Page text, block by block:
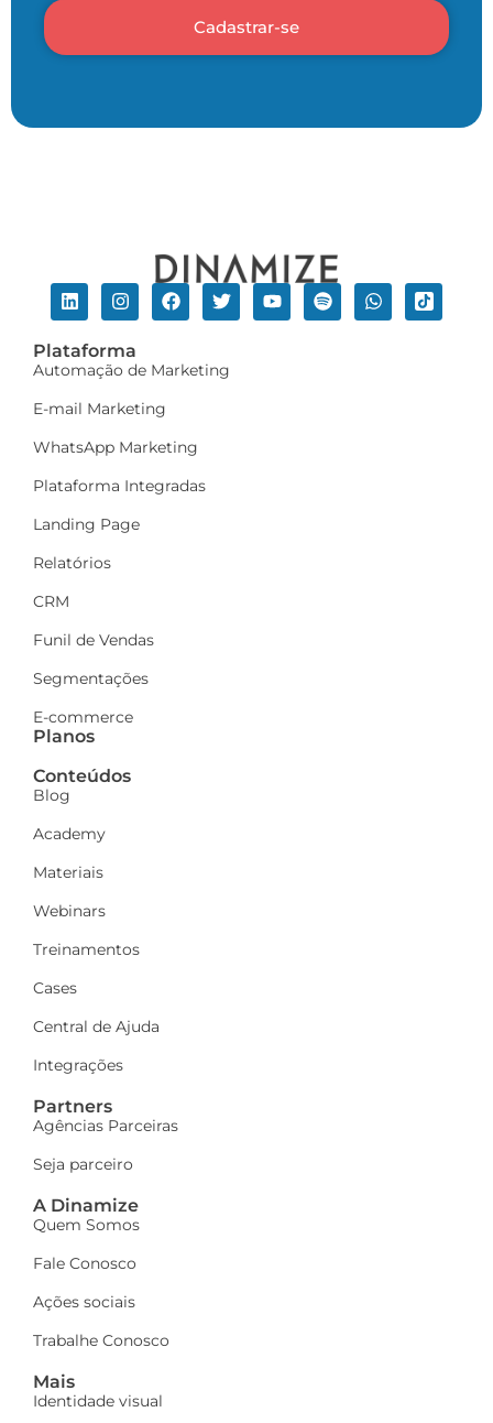
Cadastrar-se
Plataforma
Automação de Marketing
E-mail Marketing
WhatsApp Marketing
Plataforma Integradas
Landing Page
Relatórios
CRM
Funil de Vendas
Segmentações
E-commerce
Planos
Conteúdos
Blog
Academy
Materiais
Webinars
Treinamentos
Cases
Central de Ajuda
Integrações
Partners
Agências Parceiras
Seja parceiro
A Dinamize
Quem Somos
Fale Conosco
Ações sociais
Trabalhe Conosco
Mais
Identidade visual